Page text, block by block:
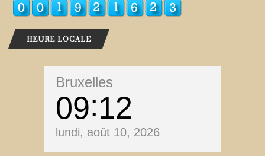
HEURE LOCALE
Bruxelles
09 12
lundi, août 10, 2026